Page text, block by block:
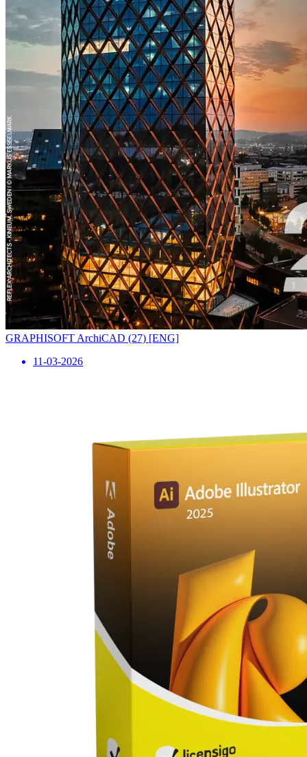
GRAPHISOFT ArchiCAD (27) [ENG]
11-03-2026